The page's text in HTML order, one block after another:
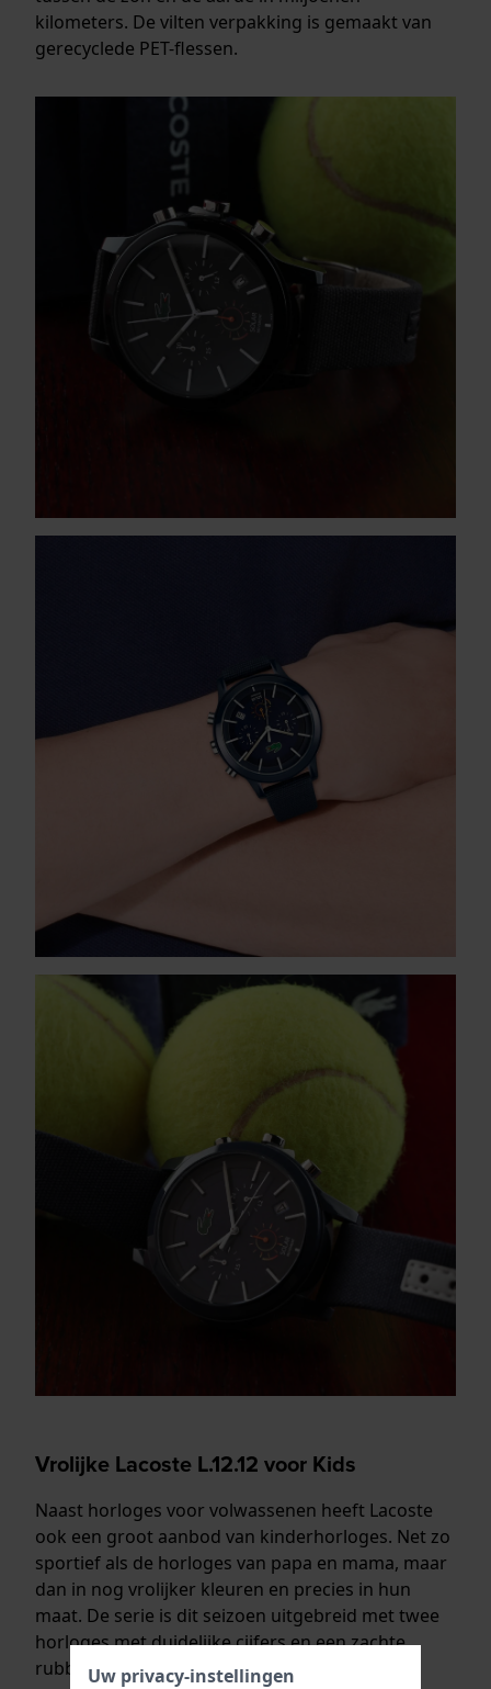
kilometers. De vilten verpakking is gemaakt van
gerecyclede PET-ﬂessen.
Vrolijke Lacoste L.12.12 voor Kids
Naast horloges voor volwassenen heeft Lacoste
ook een groot aanbod van kinderhorloges. Net zo
sportief als de horloges van papa en mama, maar
dan in nog vrolijker kleuren en precies in hun
maat. De serie is dit seizoen uitgebreid met twee
horloges met duidelijke cijfers en een zachte
rubberen band.
Uw privacy-instellingen